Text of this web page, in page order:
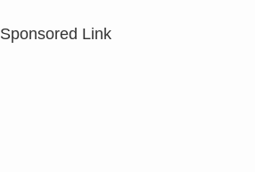
Sponsored Link